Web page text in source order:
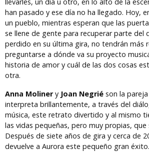
han pasado y ese día no ha llegado. Hoy,
un pueblo, mientras esperan que las
se llene de gente para recuperar parte del
perdido en su última gira, no tendrán más
preguntarse a dónde va su proyecto
historia de amor y cuál de las dos cosas
otra.
Anna Molinery Joan Negrié son la
interpreta brillantemente, a través del
música, este retrato divertido y al mismo
las vidas pequeñas, pero muy propias,
Después de siete años de gira y cerca de
devuelve a Aurora este pequeño gran éxito.